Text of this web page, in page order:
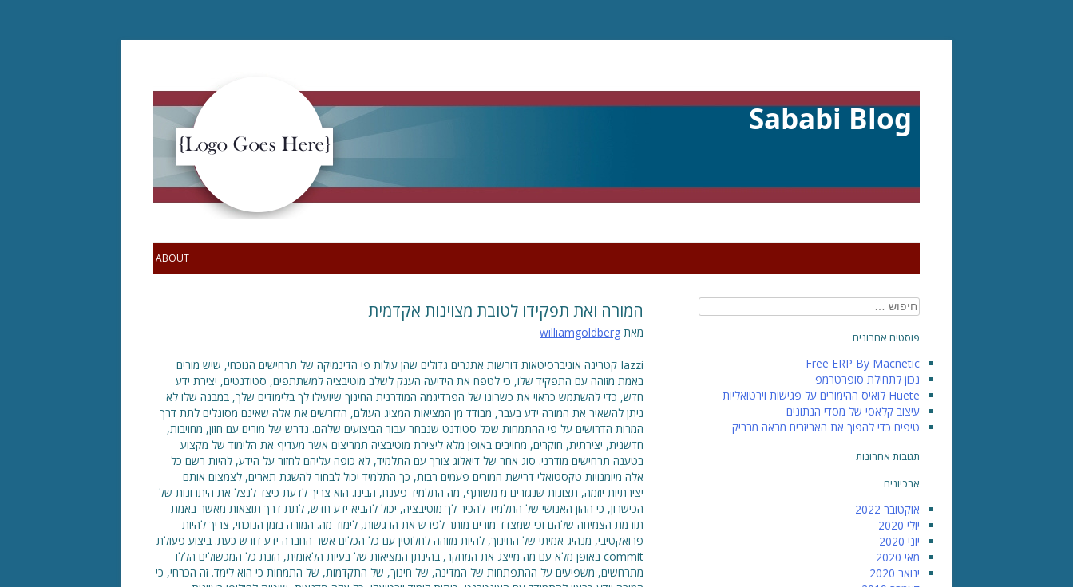
לתוכן
Sababi Blog
ABOUT
המורה ואת תפקידו לטובת מצוינות אקדמית
מאת williamgoldberg
Iazzi קטרינה אוניברסיטאות דורשות אתגרים גדולים שהן עולות פי הדינמיקה של תרחישים הנוכחי, שיש מורים
באמת מזוהה עם התפקיד שלו, כי לטפח את הידיעה הענק לשלב מוטיבציה למשתתפים, סטודנטים, יצירת ידע
חדש, כדי להשתמש כראוי את כשרונו של הפרדיגמה המודרנית החינוך שיועילו לך בלימודים שלך, במבנה שלו לא
ניתן להשאיר את המורה ידע בעבר, מבודד מן המציאות המציג העולם, הדורשים את אלה שאינם מסוגלים לתת דרך
המרות הדרושים על פי ההתמחות שכל סטודנט שנבחר עבור הביצועים שלהם. נדרש של מורים עם חזון, מחויבות,
חדשנית, יצירתית, חוקרים, מחויבים באופן מלא ליצירת מוטיבציה תמריצים אשר מעדיף את הלימוד של מקצוע
בטענה תרחישים מודרני. סוג אחר של דיאלוג צורך עם התלמיד, לא כופה עליהם לחזור על הידע, להיות רשם כל
אלה מיומנויות טקסטואלי דרישת המורים פעמים רבות, כך התלמיד יכול לבחור להשגת תארים, לצמצום אותם
יצירתיות יוזמה, תצוגות שנגזרים מ משותף, מה התלמיד פענח, הבינו. הוא צריך לדעת כיצד לנצל את היתרונות של
הכישרון, כי ההון האנושי של התלמיד להכיר לך מוטיבציה, יכול להביא ידע חדש, לתת דרך תוצאות מאשר באמת
תורמת הצמיחה שלהם וכי שמצדד מורים מותר לפרש את הרגשות, לימוד מה. המורה בזמן הנוכחי, צריך להיות
פרואקטיבי, מנהיג אמיתי של החינוך, להיות מזוהה לחלוטין עם כל הכלים אשר החברה ידע דורש כעת. ביצוע פעולת
commit באופן מלא עם מה מייצג את המחקר, בהינתן המציאות של בעיות הלאומית, הזנת כל המכשולים הללו
מתרחשים, משפיעים על ההתפתחות של המדינה, של חינוך, של התקדמות, של התמחות כי הוא לימד. זה הכרחי, כי
חיפוש:
פוסטים אחרונים
Free ERP By Macnetic
נכון לתחילת סופרטרמפ
Huete לואיס ההימורים על פגישות וירטואליות
עיצוב קלאסי של מסדי הנתונים
טיפים כדי להפוך את האביזרים מראה מבריק
תגובות אחרונות
ארכיונים
אוקטובר 2022
יולי 2020
יוני 2020
מאי 2020
ינואר 2020